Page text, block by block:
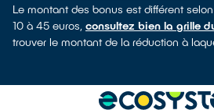
Le montant des bonus est différent
10 à 45 euros, consultez bien la grille
trouver le montant de la réduction à